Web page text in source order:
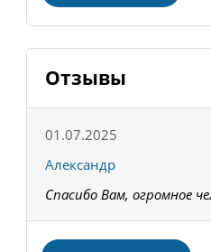
Отзывы
01.07.2025
Александр
Спасибо Вам, огромное